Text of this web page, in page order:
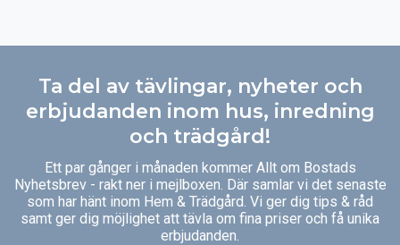
Ta del av tävlingar, nyheter och
erbjudanden inom hus, inredning
och trädgård!
Ett par gånger i månaden kommer Allt om Bostads
Nyhetsbrev - rakt ner i mejlboxen. Där samlar vi det senaste
som har hänt inom Hem & Trädgård. Vi ger dig tips & råd
samt ger dig möjlighet att tävla om fina priser och få unika
erbjudanden.